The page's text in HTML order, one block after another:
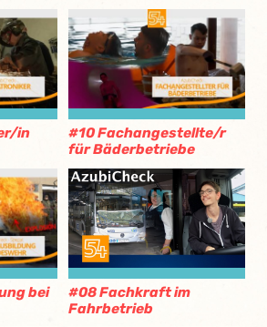
in
#10 Fachangestellte/r
für Bäderbetriebe
bei
#08 Fachkraft im
Fahrbetrieb